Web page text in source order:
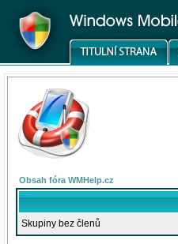
Obsah fóra WMHelp.cz
Skupiny bez členů